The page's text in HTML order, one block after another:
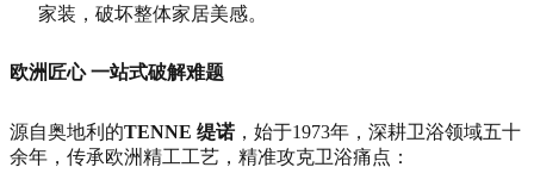
家装，破坏整体家居美感。
欧洲匠心 一站式破解难题
源自奥地利的TENNE 缇诺 ，始于1973年，深耕卫浴领域五十
余年，传承欧洲精工工艺，精准攻克卫浴痛点：